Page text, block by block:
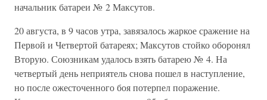
начальник батареи № 2 Максутов.
20 августа, в 9 часов утра, завязалось жаркое сражение на
Первой и Четвертой батареях; Максутов стойко оборонял
Вторую. Союзникам удалось взять батарею № 4. На
четвертый день неприятель снова пошел в наступление,
но после ожесточенного боя потерпел поражение.